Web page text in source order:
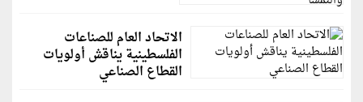
الاتحاد العام للصناعات
الفلسطينية يناقش أولويات
القطاع الصناعي